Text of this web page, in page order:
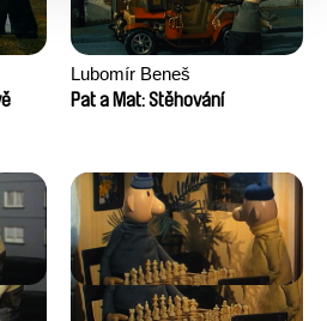
Lubomír Beneš
Pat a Mat: Stěhování